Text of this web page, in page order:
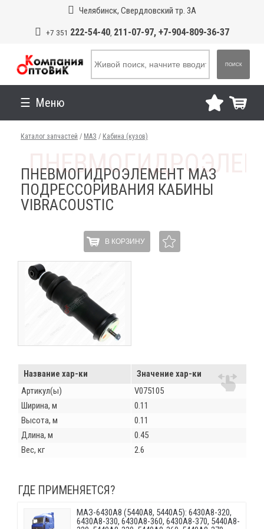
Челябинск, Свердловский тр. 3А
+7 351 222-54-40, 211-07-97, +7-904-809-36-37
ПОИСК
Меню
Каталог запчастей / МАЗ / Кабина (кузов)
ПНЕВМОГИДРОЭЛЕМЕНТ МАЗ
ПОДРЕССОРИВАНИЯ КАБИНЫ
VIBRACOUSTIC
В КОРЗИНУ
Название хар-ки
Значение хар-ки
Артикул(ы)
V075105
Ширина, м
0.11
Высота, м
0.11
Длина, м
0.45
Вес, кг
2.6
ГДЕ ПРИМЕНЯЕТСЯ?
МАЗ-6430A8 (5440A8, 5440A5): 6430A8-320,
6430A8-330, 6430A8-360, 6430A8-370, 5440A8-